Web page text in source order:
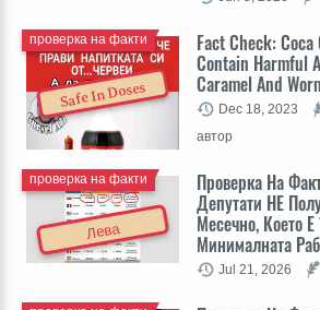
Safe In Doses
Fact Check: Coca
Contain Harmful
Caramel And
проверка на факти
Dec 18, 2023
автор
Лева
Проверка На
Депутати НЕ
Месечно, Което
Минималната
проверка на факти
Jul 21, 2026